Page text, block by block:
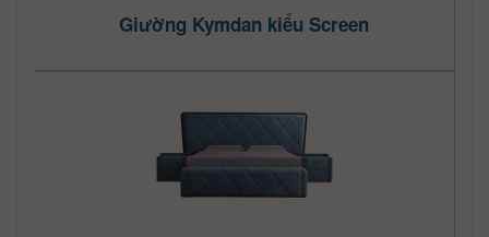
Giường Kymdan kiểu Screen